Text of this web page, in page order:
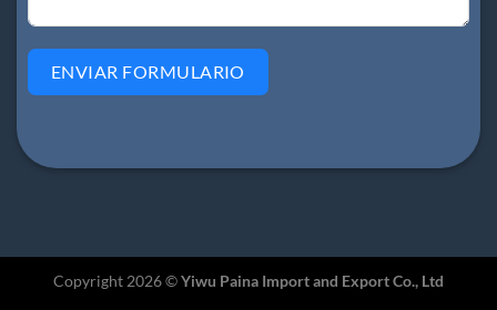
ENVIAR FORMULARIO
Copyright 2026 ©Yiwu Paina Import and Export Co., Ltd